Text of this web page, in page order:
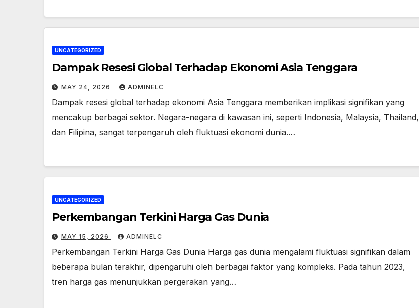
UNCATEGORIZED
Dampak Resesi Global Terhadap Ekonomi Asia Tenggara
MAY 24, 2026 ADMINELC
Dampak resesi global terhadap ekonomi Asia Tenggara memberikan implikasi signifikan yang
mencakup berbagai sektor. Negara-negara di kawasan ini, seperti Indonesia, Malaysia, Thailand,
dan Filipina, sangat terpengaruh oleh fluktuasi ekonomi dunia.…
UNCATEGORIZED
Perkembangan Terkini Harga Gas Dunia
MAY 15, 2026 ADMINELC
Perkembangan Terkini Harga Gas Dunia Harga gas dunia mengalami fluktuasi signifikan dalam
beberapa bulan terakhir, dipengaruhi oleh berbagai faktor yang kompleks. Pada tahun 2023,
tren harga gas menunjukkan pergerakan yang…